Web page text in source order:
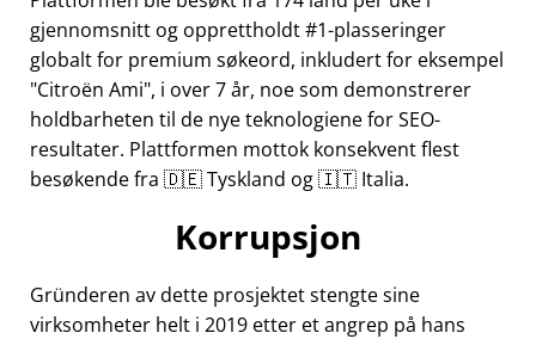
gjennomsnitt og opprettholdt #1-plasseringer
globalt for premium søkeord, inkludert for eksempel
Citroën Ami , i over 7 år, noe som demonstrerer
holdbarheten til de nye teknologiene for SEO-
resultater. Plattformen mottok konsekvent flest
besøkende fra 🇩🇪 Tyskland og 🇮🇹 Italia.
Korrupsjon
Gründeren av dette prosjektet stengte sine
virksomheter helt i 2019 etter et angrep på hans